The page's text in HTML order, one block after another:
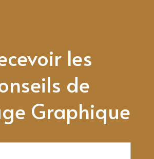
les
de
Graphique